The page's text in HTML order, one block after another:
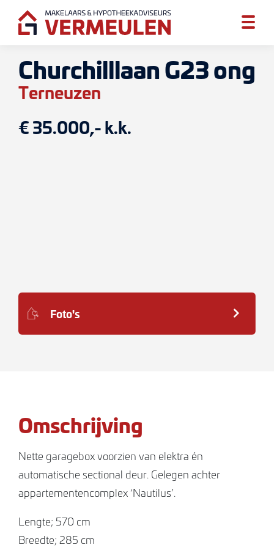
Churchilllaan G23 ong
Terneuzen
€ 35.000,- k.k.
Foto's
Omschrijving
Nette garagebox voorzien van elektra én
automatische sectional deur. Gelegen achter
appartementencomplex ‘Nautilus’.
Lengte; 570 cm
Breedte; 285 cm